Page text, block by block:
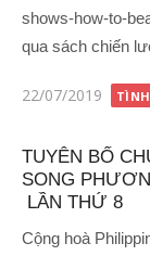
shows-how-to-
qua sách chiến
Đăng
22/07/2019
TUYÊN BỐ
SONG
LẦN THỨ 8
Cộng hoà